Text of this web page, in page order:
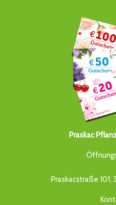
Praskac
Praskacstraße 101,